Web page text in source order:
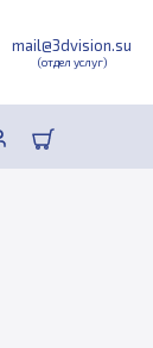
mail@3dvision.su
(отдел услуг)